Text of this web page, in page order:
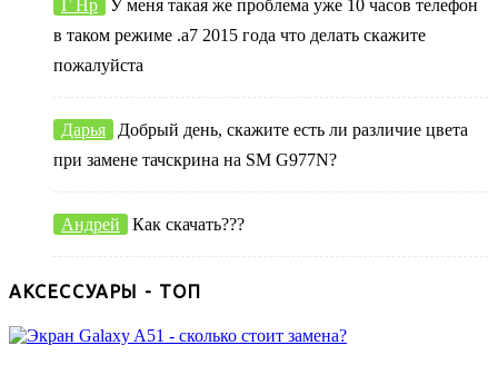
Г Нр
У меня такая же проблема уже 10 часов телефон
в таком режиме .а7 2015 года что делать скажите
пожалуйста
Дарья
Добрый день, скажите есть ли различие цвета
при замене тачскрина на SM G977N?
Андрей Как скачать???
АКСЕССУАРЫ - ТОП